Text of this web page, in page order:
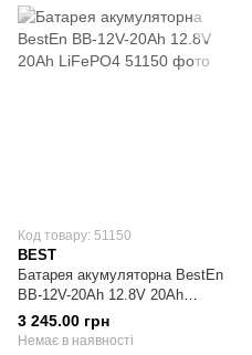
Код товару: 51150
BEST
Батарея акумуляторна BestEn
BB-12V-20Аh 12.8V 20Ah
LiFePO4
3 245.00 грн
Немає в наявності